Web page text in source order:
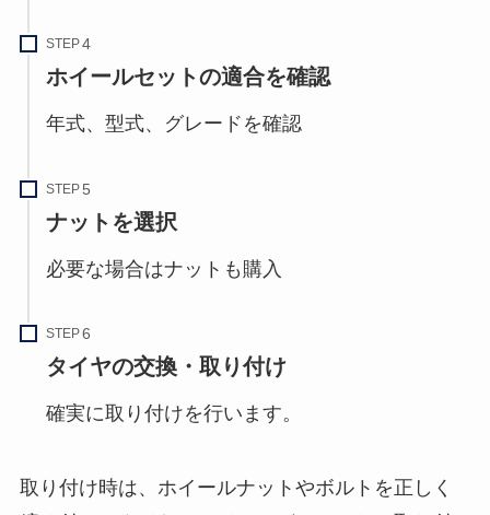
STEP
ホイールセットの適合を確認
年式、型式、グレードを確認
STEP
ナットを選択
必要な場合はナットも購入
STEP
タイヤの交換・取り付け
確実に取り付けを行います。
取り付け時は、ホイールナットやボルトを正しく